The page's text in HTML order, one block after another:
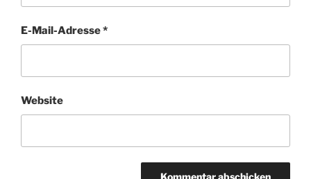
E-Mail-Adresse*
Website